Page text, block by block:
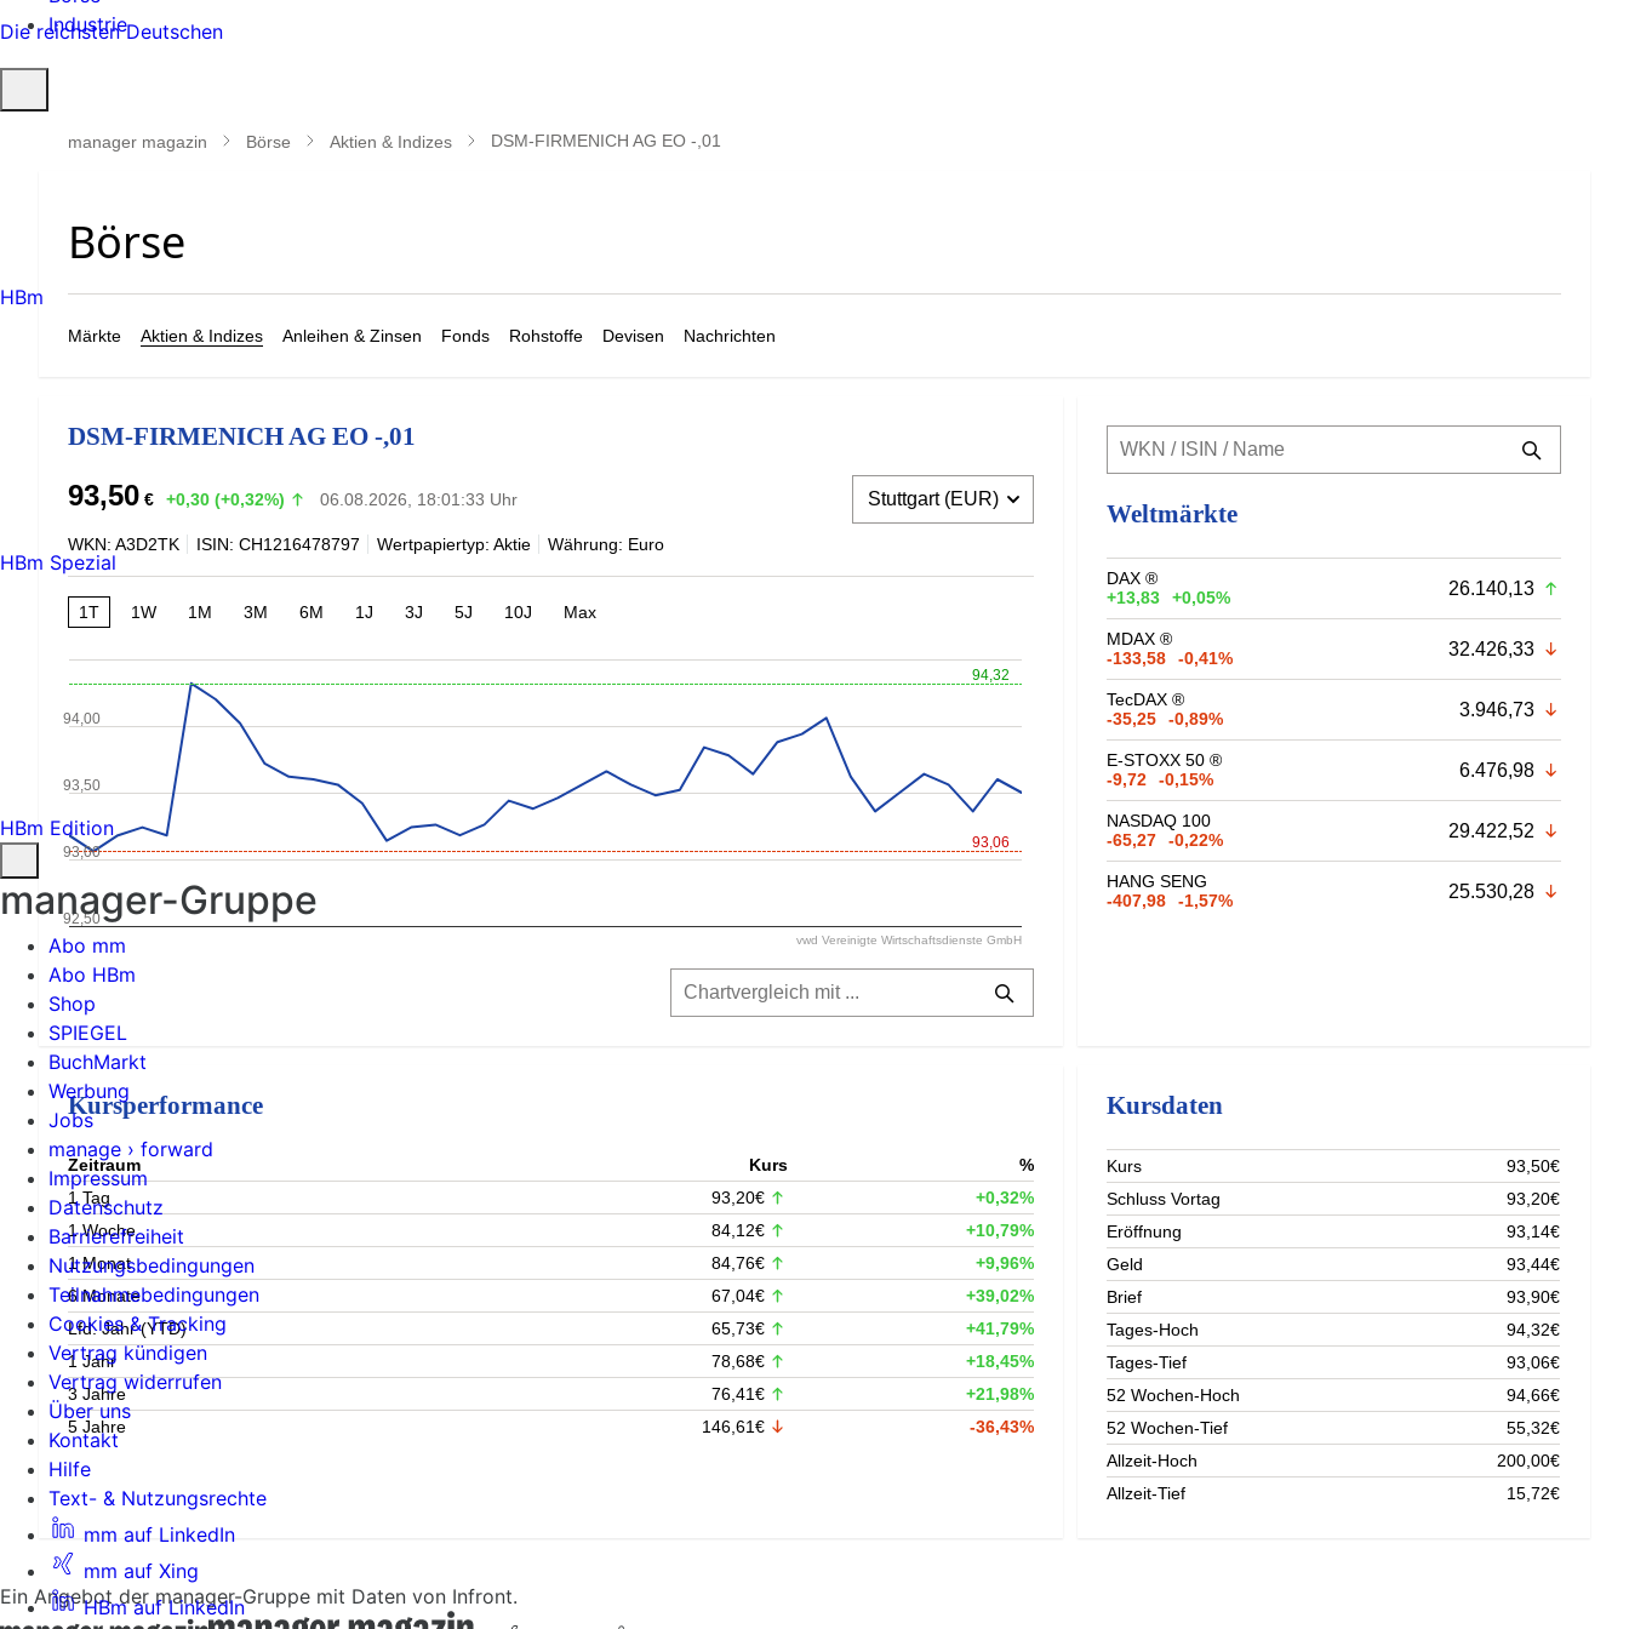
Industrie
öffnen
manager magazin Börse Aktien & Indizes DSM-FIRMENICH AG EO -,01
Märkte Aktien & Indizes Anleihen & Zinsen Fonds Rohstoffe Devisen Nachrichten
DSM-FIRMENICH AG EO -,01
93,50 € +0,30 (+0,32%) 06.08.2026, 18:01:33 Uhr
WKN: A3D2TK ISIN: CH1216478797 Wertpapiertyp: Aktie Währung: Euro
1T 1W 1M 3M 6M 1J 3J 5J 10J Max
94,32
93,06
93,00
94,00
92,50
93,50
vwd Vereinigte Wirtschaftsdienste GmbH
Weltmärkte
DAX ®
+13,83
+0,05% 26.140,13
MDAX ®
-133,58
-0,41% 32.426,33
TecDAX ®
-35,25
-0,89% 3.946,73
E-STOXX 50 ®
-9,72
-0,15% 6.476,98
NASDAQ 100
-65,27
-0,22% 29.422,52
HANG SENG
-407,98
-1,57% 25.530,28
Kursperformance
Zeitraum Kurs
%
1 Tag
93,20€
+0,32%
1 Woche
84,12€
+10,79%
1 Monat
84,76€
+9,96%
6 Monate
67,04€
+39,02%
Lfd. Jahr (YTD)
65,73€
+41,79%
1 Jahr
78,68€
+18,45%
3 Jahre
76,41€
+21,98%
5 Jahre
146,61€ -36,43%
Kursdaten
Kurs
93,50€
Schluss Vortag
93,20€
Eröffnung
93,14€
Geld
93,44€
Brief
93,90€
Tages-Hoch
94,32€
Tages-Tief
93,06€
52 Wochen-Hoch
94,66€
52 Wochen-Tief
55,32€
Allzeit-Hoch
200,00€
Allzeit-Tief
15,72€
Ein Angebot der manager-Gruppe mit Daten von Infront.
Die reichsten Deutschen
HBm
HBm Spezial
HBm Edition
manager-Gruppe
Abo mm
Abo HBm
Shop
SPIEGEL
BuchMarkt
Werbung
Jobs
manage › forward
Impressum
Datenschutz
Barrierefreiheit
Nutzungsbedingungen
Teilnahmebedingungen
Cookies & Tracking
Vertrag kündigen
Vertrag widerrufen
Über uns
Kontakt
Hilfe
Text- & Nutzungsrechte
mm auf LinkedIn
mm auf Xing
HBm auf LinkedIn